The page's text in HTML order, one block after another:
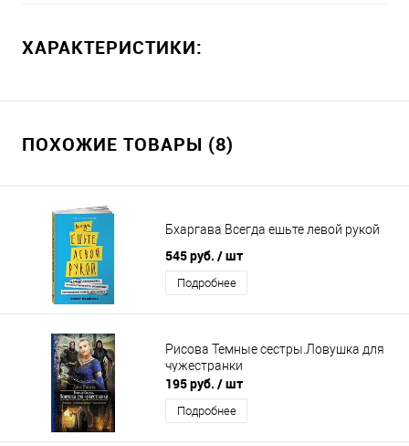
ХАРАКТЕРИСТИКИ:
ПОХОЖИЕ ТОВАРЫ (8)
Бхаргава Всегда ешьте левой рукой
545 руб. / шт
Подробнее
Рисова Темные сестры.Ловушка для
чужестранки
195 руб. / шт
Подробнее